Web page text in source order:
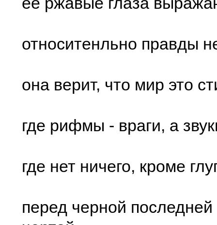
относитенльно правды
она верит, что мир это
где рифмы - враги, а
где нет ничего, кроме
перед черной последней